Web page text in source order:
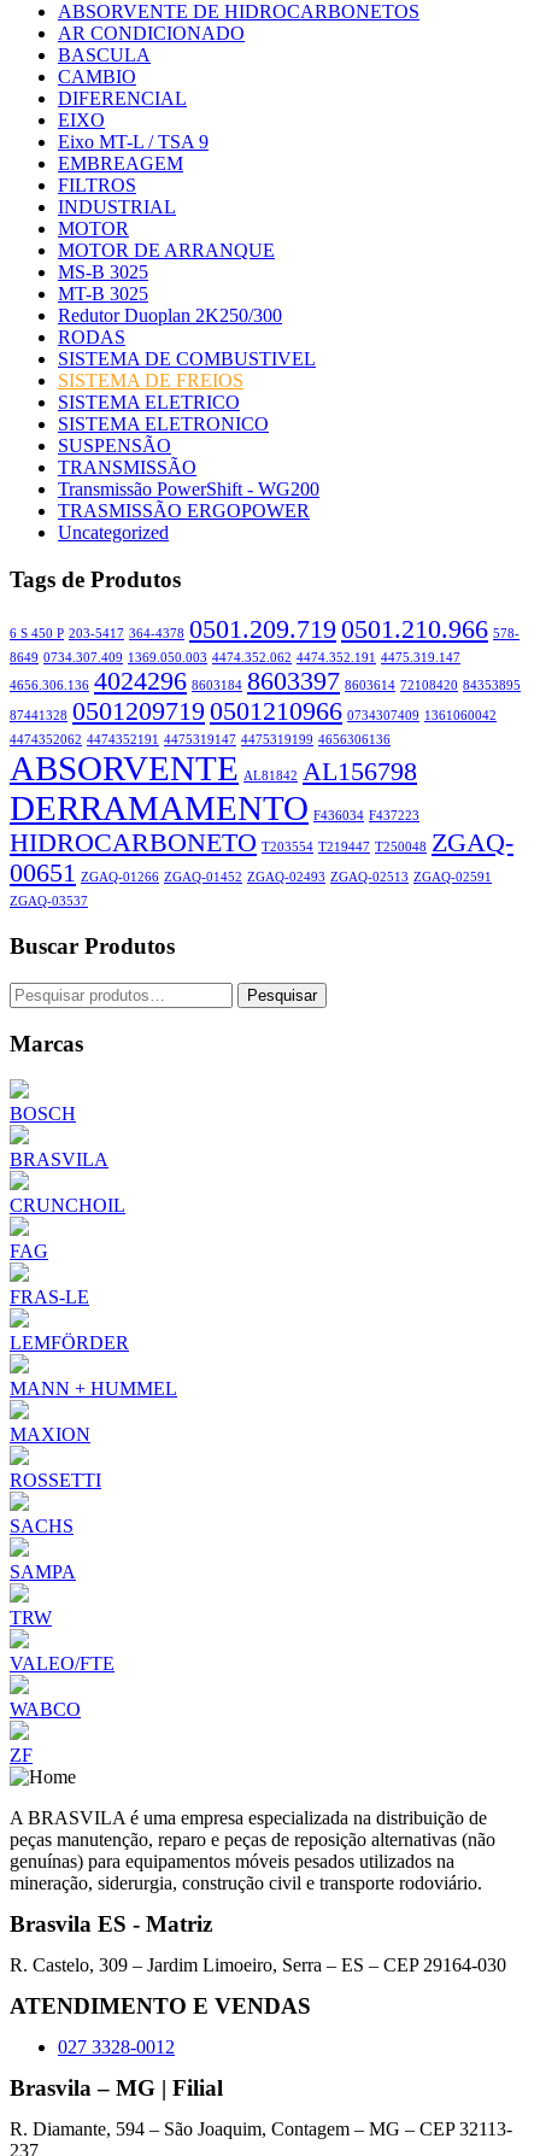
ABSORVENTE DE HIDROCARBONETOS
AR CONDICIONADO
BASCULA
CAMBIO
DIFERENCIAL
EIXO
Eixo MT-L / TSA 9
EMBREAGEM
FILTROS
INDUSTRIAL
MOTOR
MOTOR DE ARRANQUE
MS-B 3025
MT-B 3025
Redutor Duoplan 2K250/300
RODAS
SISTEMA DE COMBUSTIVEL
SISTEMA DE FREIOS
SISTEMA ELETRICO
SISTEMA ELETRONICO
SUSPENSÃO
TRANSMISSÃO
Transmissão PowerShift - WG200
TRASMISSÃO ERGOPOWER
Uncategorized
Tags de Produtos
6 S 450 P 203-5417 364-4378 0501.209.719 0501.210.966 578-
8649 0734.307.409 1369.050.003 4474.352.062 4474.352.191 4475.319.147
4656.306.136 4024296 8603184 8603397 8603614 72108420 84353895
87441328 0501209719 0501210966 0734307409 1361060042
4474352062 4474352191 4475319147 4475319199 4656306136
ABSORVENTE AL81842 AL156798
DERRAMAMENTO F436034 F437223
HIDROCARBONETO T203554 T219447 T250048 ZGAQ-
00651 ZGAQ-01266 ZGAQ-01452 ZGAQ-02493 ZGAQ-02513 ZGAQ-02591
ZGAQ-03537
Buscar Produtos
Pesquisar
por:
Pesquisar
Marcas
BOSCH
BRASVILA
CRUNCHOIL
FAG
FRAS-LE
LEMFÖRDER
MANN + HUMMEL
MAXION
ROSSETTI
SACHS
SAMPA
TRW
VALEO/FTE
WABCO
ZF
A BRASVILA é uma empresa especializada na distribuição de
peças manutenção, reparo e peças de reposição alternativas (não
genuínas) para equipamentos móveis pesados utilizados na
mineração, siderurgia, construção civil e transporte rodoviário.
Brasvila ES - Matriz
R. Castelo, 309 – Jardim Limoeiro, Serra – ES – CEP 29164-030
ATENDIMENTO E VENDAS
027 3328-0012
Brasvila – MG | Filial
R. Diamante, 594 – São Joaquim, Contagem – MG – CEP 32113-
237